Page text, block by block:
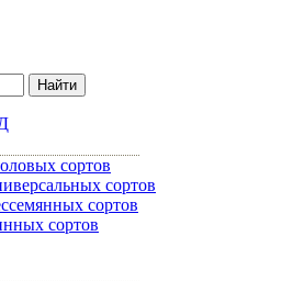
сортов
сортов
сортов
сортов